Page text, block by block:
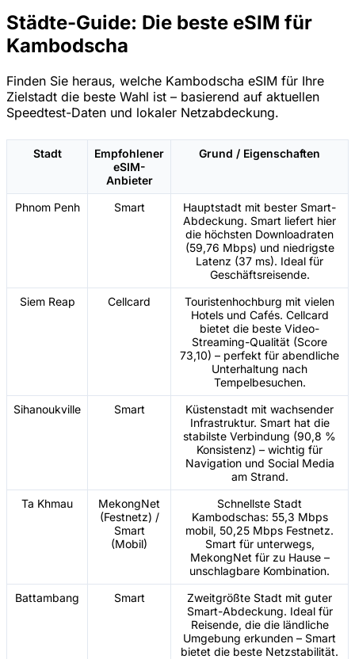
Städte-Guide: Die beste eSIM für
Kambodscha
Finden Sie heraus, welche Kambodscha eSIM für Ihre
Zielstadt die beste Wahl ist – basierend auf aktuellen
Speedtest-Daten und lokaler Netzabdeckung.
Stadt
Empfohlener
eSIM-
Anbieter
Grund / Eigenschaften
Phnom Penh Smart
Hauptstadt mit bester Smart-
Abdeckung. Smart liefert hier
die höchsten Downloadraten
(59,76 Mbps) und niedrigste
Latenz (37 ms). Ideal für
Geschäftsreisende.
Siem Reap
Cellcard
Touristenhochburg mit vielen
Hotels und Cafés. Cellcard
bietet die beste Video-
Streaming-Qualität (Score
73,10) – perfekt für abendliche
Unterhaltung nach
Tempelbesuchen.
Sihanoukville
Smart
Küstenstadt mit wachsender
Infrastruktur. Smart hat die
stabilste Verbindung (90,8 %
Konsistenz) – wichtig für
Navigation und Social Media
am Strand.
Ta Khmau
MekongNet
(Festnetz) /
Smart
(Mobil)
Schnellste Stadt
Kambodschas: 55,3 Mbps
mobil, 50,25 Mbps Festnetz.
Smart für unterwegs,
MekongNet für zu Hause –
unschlagbare Kombination.
Battambang
Smart
Zweitgrößte Stadt mit guter
Smart-Abdeckung. Ideal für
Reisende, die die ländliche
Umgebung erkunden – Smart
bietet die beste Netzstabilität.